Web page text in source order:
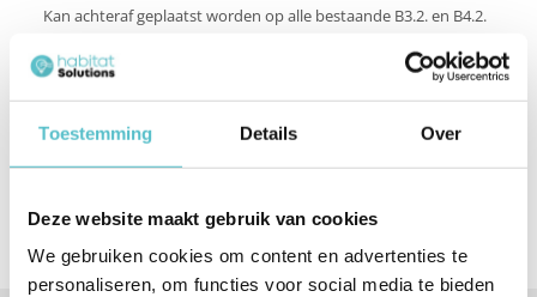
Toestemming Details Over
Deze website maakt gebruik van cookies
We gebruiken cookies om content en advertenties te
personaliseren, om functies voor social media te bieden
Kan achteraf geplaatst worden op alle bestaande B3.2. en B4.2.
modellen. De voetbediening met 2 pedalen zijn geschikt voor
koud/kamer waterkoelers. De voetbediening met 3 pedalen zijn
geschikt voor koud/kamer/bruis, koud/heet/bruis of
koud/kamer/heet waterkoelers.